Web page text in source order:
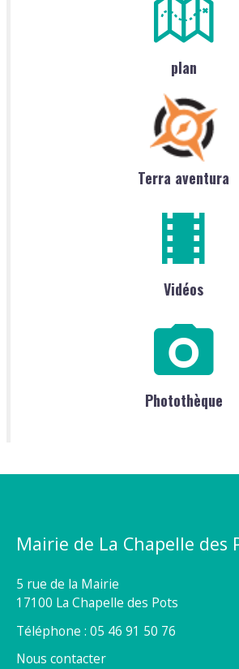
plan
Terra aventura
Vidéos
Photothèque
Mairie de La Chapelle des
5 rue de la Mairie
17100 La Chapelle des Pots
Téléphone : 05 46 91 50 76
Nous contacter